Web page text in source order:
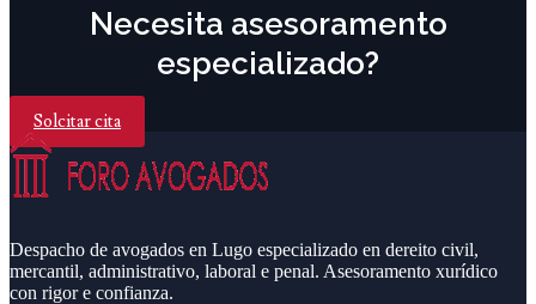
Necesita asesoramento
especializado?
Solcitar cita
Despacho de avogados en Lugo especializado en dereito civil,
mercantil, administrativo, laboral e penal. Asesoramento xurídico
con rigor e confianza.